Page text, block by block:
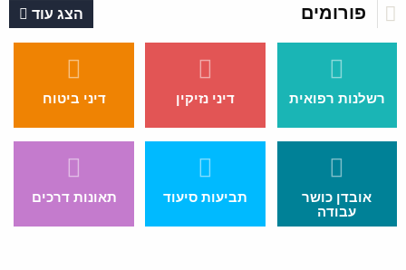
פורומים הצג עוד
רשלנות רפואית דיני נזיקין דיני ביטוח
אובדן כושר
עבודה
תביעות סיעוד תאונות דרכים